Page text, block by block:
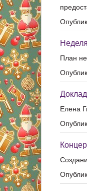
План
Доклад
Елена